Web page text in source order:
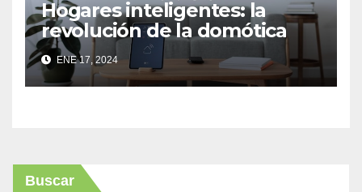
Hogares inteligentes: la
revolución de la domótica
ENE 17, 2024
Buscar